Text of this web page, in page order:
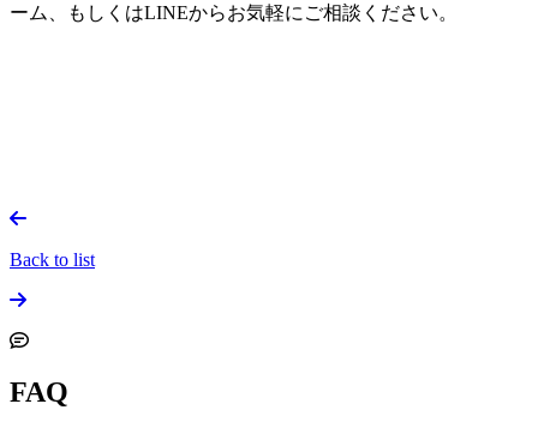
ーム、もしくはLINEからお気軽にご相談ください。
Back to list
FAQ